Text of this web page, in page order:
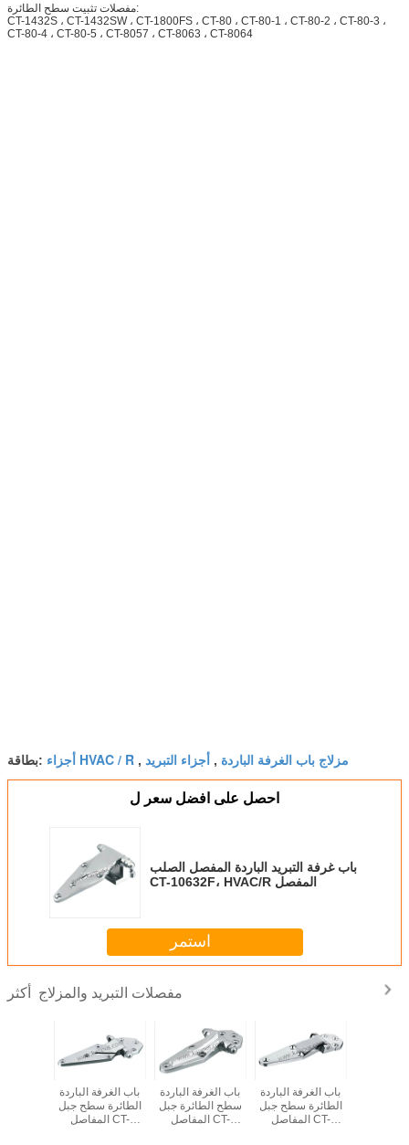
مفصلات تثبيت سطح الطائرة:
CT-1432S ، CT-1432SW ، CT-1800FS ، CT-80 ، CT-80-1 ، CT-80-2 ، CT-80-3 ،
CT-80-4 ، CT-80-5 ، CT-8057 ، CT-8063 ، CT-8064
بطاقة: أجزاء HVAC / R , أجزاء التبريد , مزلاج باب الغرفة الباردة
احصل على افضل سعر ل
باب غرفة التبريد الباردة المفصل الصلب
CT-10632F، HVAC/R المفصل
استمر
مفصلات التبريد والمزلاج
باب الغرفة الباردة
الطائرة سطح جبل
المفاصل CT-
باب الغرفة الباردة
سطح الطائرة جبل
المفاصل CT-
باب الغرفة الباردة
الطائرة سطح جبل
المفاصل CT-